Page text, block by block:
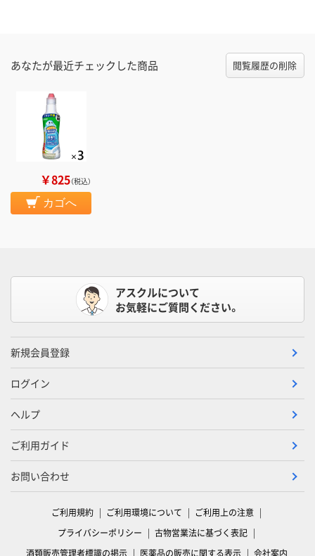
あなたが最近チェックした商品 閲覧履歴の削除
￥825（税込）
カゴへ
アスクルについて
お気軽にご質問ください。
新規会員登録
ログイン
ヘルプ
ご利用ガイド
お問い合わせ
ご利用規約 ご利用環境について
ご利用上の注意
プライバシーポリシー
古物営業法に基づく表記
酒類販売管理者標識の掲示
医薬品の販売に関する表示 会社案内